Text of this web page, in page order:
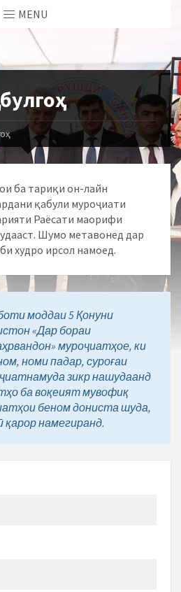
MENU
ба тариқи он-лайн
қабули муроҷиати
Раёсати маорифи
Шумо метавонед дар
худро ирсол намоед.
моддаи 5 Қонуни
«Дар бораи
муроҷиатҳое, ки
номи падар, суроғаи
зикр нашудаанд
ба воқеият мувофиқ
беном дониста шуда,
қарор намегиранд.